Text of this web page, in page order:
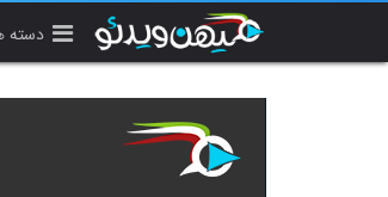
دسته